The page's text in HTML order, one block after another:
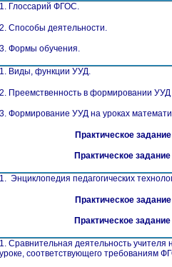
1.​ Глоссарий ФГОС.
2.​ Способы деятельности.
3.​ Формы обучения.
1.​ Виды, функции УУД.
2.​ Преемственность в формировании
3.​ Формирование УУД на уроках
Практическое
Практическое задание
1.​ Энциклопедия педагогических
Практическое
Практическое задание
1. Сравнительная деятельность учителя
уроке, соответствующего требованиям